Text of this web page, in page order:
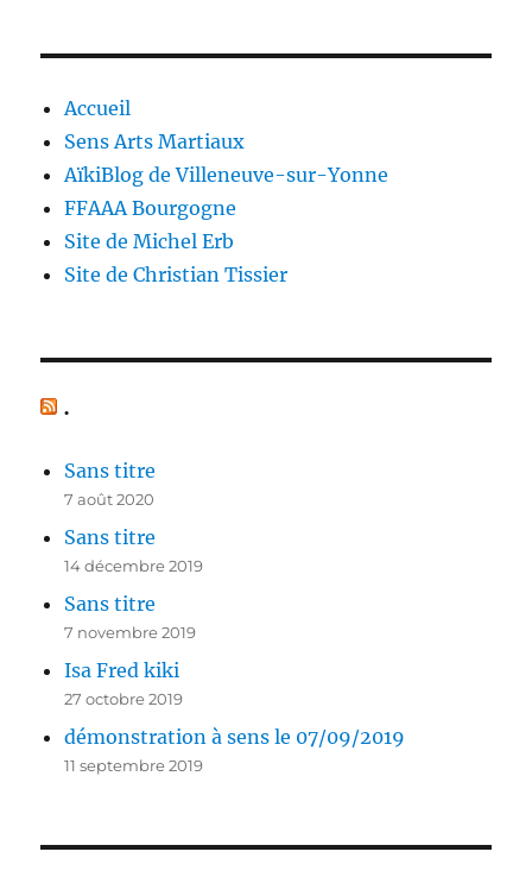
Accueil
Sens Arts Martiaux
AïkiBlog de Villeneuve-sur-Yonne
FFAAA Bourgogne
Site de Michel Erb
Site de Christian Tissier
.
Sans titre
7 août 2020
Sans titre
14 décembre 2019
Sans titre
7 novembre 2019
Isa Fred kiki
27 octobre 2019
démonstration à sens le 07/09/2019
11 septembre 2019